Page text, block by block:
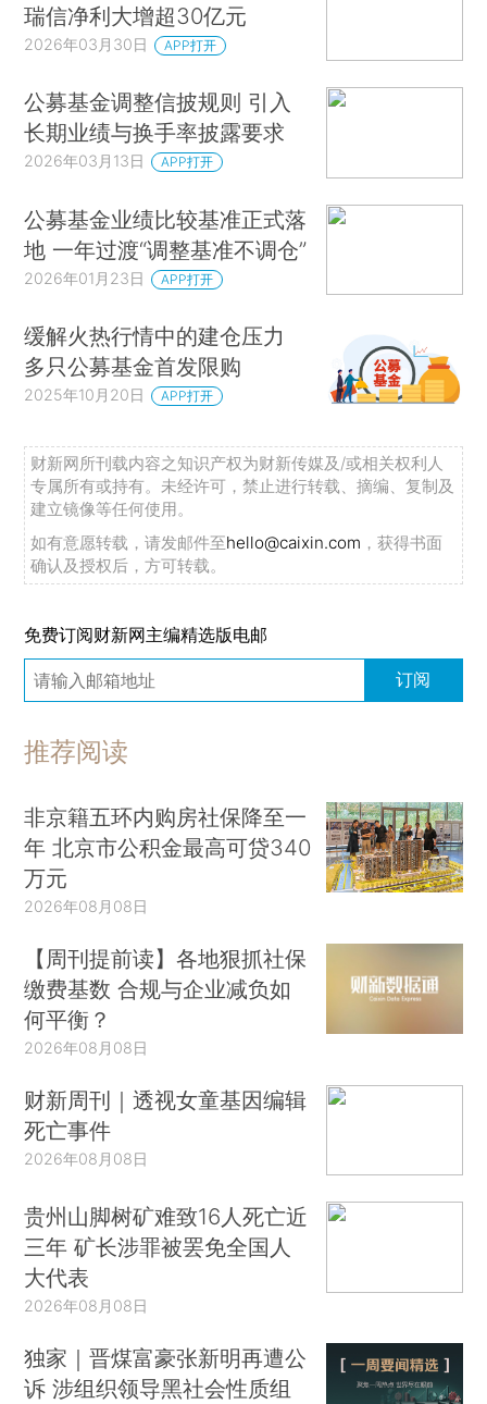
瑞信净利大增超30亿元
2026年03月30日 APP打开
公募基金调整信披规则 引入
长期业绩与换手率披露要求
2026年03月13日 APP打开
公募基金业绩比较基准正式落
地 一年过渡“调整基准不调仓”
2026年01月23日 APP打开
缓解火热行情中的建仓压力
多只公募基金首发限购
2025年10月20日 APP打开
财新网所刊载内容之知识产权为财新传媒及/或相关权利人
专属所有或持有。未经许可，禁止进行转载、摘编、复制及
建立镜像等任何使用。
如有意愿转载，请发邮件至hello@caixin.com ，获得书面
确认及授权后，方可转载。
免费订阅财新网主编精选版电邮
订阅
推荐阅读
非京籍五环内购房社保降至一
年 北京市公积金最高可贷340
万元
2026年08月08日
【周刊提前读】各地狠抓社保
缴费基数 合规与企业减负如
何平衡？
2026年08月08日
财新周刊｜透视女童基因编辑
死亡事件
2026年08月08日
贵州山脚树矿难致16人死亡近
三年 矿长涉罪被罢免全国人
大代表
2026年08月08日
独家｜晋煤富豪张新明再遭公
诉 涉组织领导黑社会性质组